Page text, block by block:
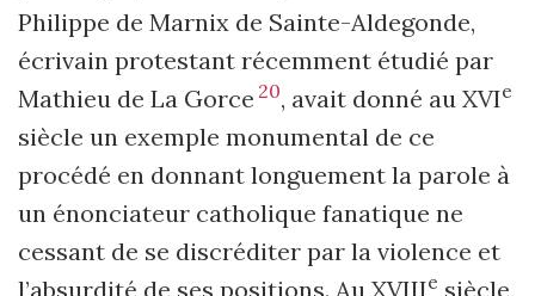
Philippe de Marnix de Sainte-Aldegonde,
écrivain protestant récemment étudié par
Mathieu de La Gorce 20, avait donné au XVIe
siècle un exemple monumental de ce
procédé en donnant longuement la parole à
un énonciateur catholique fanatique ne
cessant de se discréditer par la violence et
l’absurdité de ses positions. Au XVIIIe siècle,